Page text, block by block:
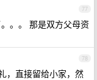
77
。。 那是双方父母资
78
，直接留给小家，然